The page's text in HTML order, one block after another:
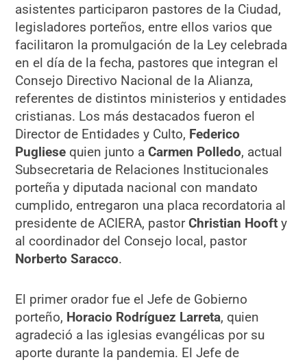
asistentes participaron pastores de la Ciudad,
legisladores porteños, entre ellos varios que
facilitaron la promulgación de la Ley celebrada
en el día de la fecha, pastores que integran el
Consejo Directivo Nacional de la Alianza,
referentes de distintos ministerios y entidades
cristianas. Los más destacados fueron el
Director de Entidades y Culto, Federico
Pugliese quien junto aCarmen Polledo, actual
Subsecretaria de Relaciones Institucionales
porteña y diputada nacional con mandato
cumplido, entregaron una placa recordatoria al
presidente de ACIERA, pastorChristian Hooft y
al coordinador del Consejo local, pastor
Norberto Saracco.
El primer orador fue el Jefe de Gobierno
porteño, Horacio Rodríguez Larreta, quien
agradeció a las iglesias evangélicas por su
aporte durante la pandemia. El Jefe de